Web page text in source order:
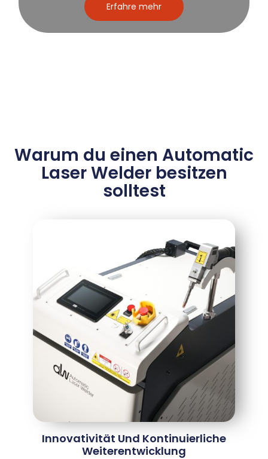
Erfahre mehr
Warum du einen Automatic
Laser Welder besitzen
solltest
Innovativität Und Kontinuierliche
Weiterentwicklung